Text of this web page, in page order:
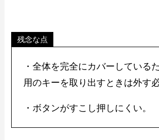
残念な点
・全体を完全にカバーしている
用のキーを取り出すときは外す必
・ボタンがすこし押しにくい。